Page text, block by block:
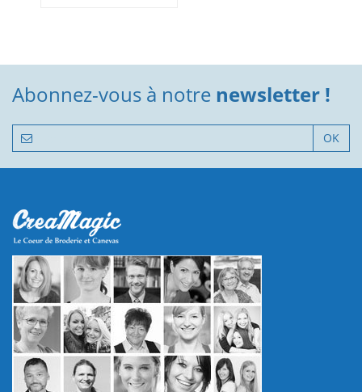
Abonnez-vous à notre newsletter !
OK